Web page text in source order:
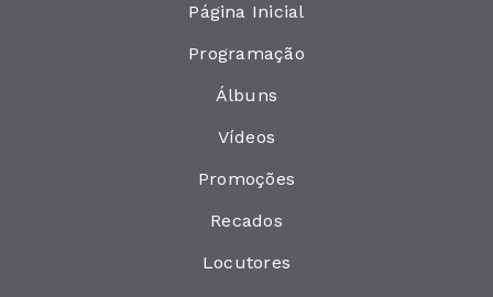
Página Inicial
Programação
Álbuns
Vídeos
Promoções
Recados
Locutores